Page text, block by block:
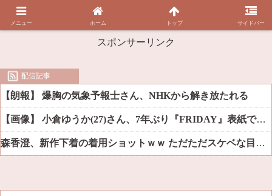
スポンサーリンク
配信記事
【朗報】 爆胸の気象予報士さん、NHKから解き放たれる
【画像】 小倉ゆうか(27)さん、7年ぶり『FRIDAY』表紙で神ボディ大解放
森香澄、新作下着の着用ショットｗｗ ただただスケベな目でしか見れんだろ！！
メニュー ホーム トップ サイドバー